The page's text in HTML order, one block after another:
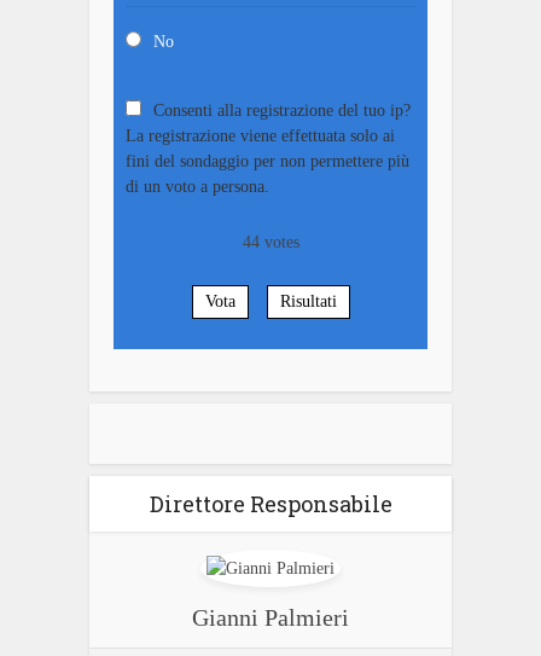
No
Consenti alla registrazione del tuo ip?
La registrazione viene effettuata solo ai
fini del sondaggio per non permettere più
di un voto a persona.
44votes
Vota Risultati
Direttore Responsabile
Gianni Palmieri